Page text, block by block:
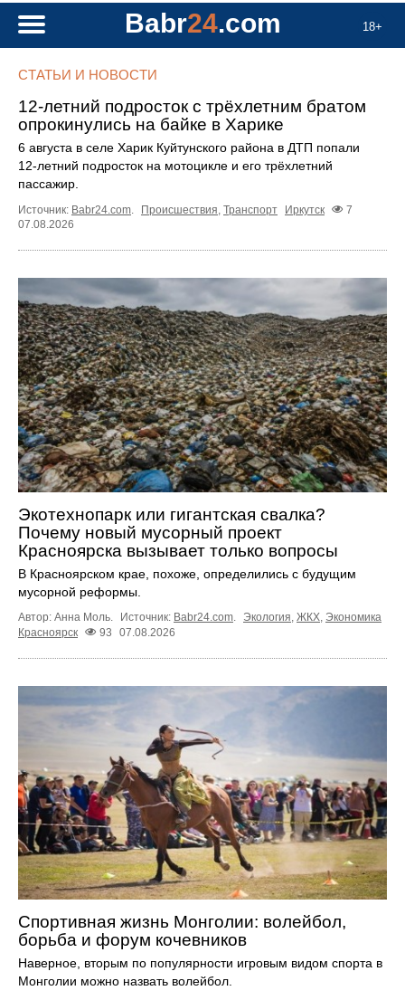
18+
Babr24.com
СТАТЬИ И НОВОСТИ
12‑летний подросток с трёхлетним братом
опрокинулись на байке в Харике
6 августа в селе Харик Куйтунского района в ДТП попали
12‑летний подросток на мотоцикле и его трёхлетний
пассажир.
Источник: Babr24.com. Происшествия, Транспорт Иркутск
7
07.08.2026
Экотехнопарк или гигантская свалка?
Почему новый мусорный проект
Красноярска вызывает только вопросы
В Красноярском крае, похоже, определились с будущим
мусорной реформы.
Автор: Анна Моль. Источник: Babr24.com Экология ЖКХ Экономика
Красноярск
93 07.08.2026
Спортивная жизнь Монголии: волейбол,
борьба и форум кочевников
Наверное, вторым по популярности игровым видом спорта в
Монголии можно назвать волейбол.